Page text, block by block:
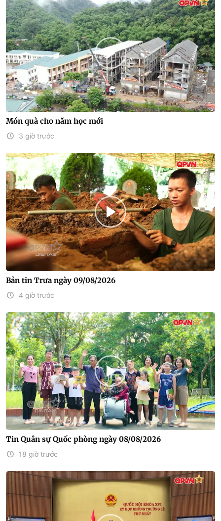
Món quà cho năm học mới
3 giờ trước
Bản tin Trưa ngày 09/08/2026
4 giờ trước
Tin Quân sự Quốc phòng ngày 08/08/2026
18 giờ trước